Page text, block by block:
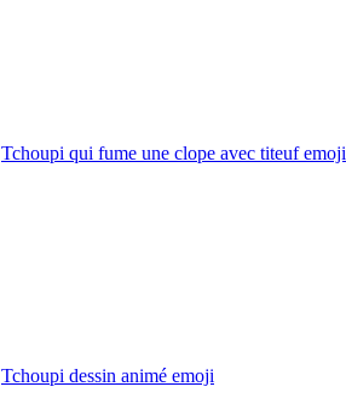
Tchoupi qui fume une clope avec titeufemoji
Tchoupi dessin animé emoji